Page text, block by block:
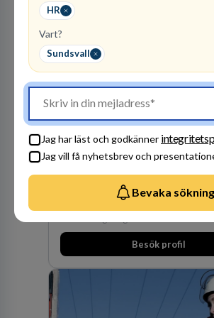
HR
Vart?
Sundsvall
Jag har läst och godkänner
Jag vill få nyhetsbrev och
Bevaka sökning
1lediga jobb
Kommuninvest är en
utifrån en kommunal värdegrund
Besök profil